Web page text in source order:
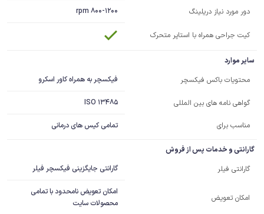
دور مورد نیاز دریلینگ 800-1200 rpm
کیت جراحی همراه با استاپر متحرک
سایر موارد
محتویات باکس فیکسچر
فیکسچر به همراه کاور اسکرو
گواهی نامه های بین المللی ISO 13485
مناسب برای تمامی کیس های درمانی
گارانتی و خدمات پس از فروش
گارانتی فیلر
گارانتی جایگزینی فیکسچر فیلر
امکان تعویض
امکان تعویض نامحدود با تمامی
محصولات سایت